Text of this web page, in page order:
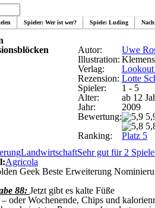
Spieler: Wer ist wer? Spiele: Luding
Autor:
Uwe
Illustration:
Verlag:
Lookout
Rezension: Lotte
Spieler:
1 - 5
Alter:
ab 12
Jahr:
2009
Bewertung:
Ranking:
Platz 5
LandwirtschaftSehr gut für 2
Agricola
Geek Beste Erweiterung
88: Jetzt gibt es kalte Füße
oder Wochenende, Chips und